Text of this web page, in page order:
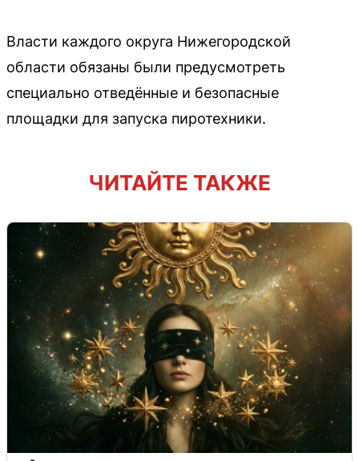
Власти каждого округа Нижегородской
области обязаны были предусмотреть
специально отведённые и безопасные
площадки для запуска пиротехники.
ЧИТАЙТЕ ТАКЖЕ